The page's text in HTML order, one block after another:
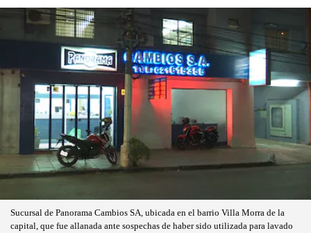
Sucursal de Panorama Cambios SA, ubicada en el barrio Villa Morra de la
capital, que fue allanada ante sospechas de haber sido utilizada para lavado